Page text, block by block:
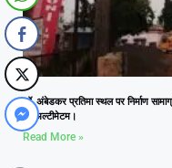
डॉ. अंबेडकर प्रतिमा स्थल पर निर्माण
का अल्टीमेटम।
Read More »